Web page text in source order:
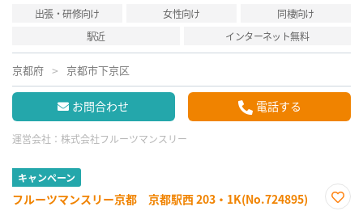
出張・研修向け 女性向け
同棲向け
駅近
インターネット無料
京都府 京都市下京区
お問合わせ 電話する
運営会社： 株式会社フルーツマンスリー
キャンペーン
フルーツマンスリー京都 京都駅西 203・1K(No.724895)